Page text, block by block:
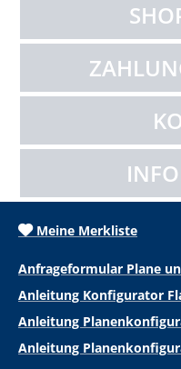
Meine Merkliste
Anfrageformular Plane
Anleitung Konfigurator
Anleitung
Anleitung